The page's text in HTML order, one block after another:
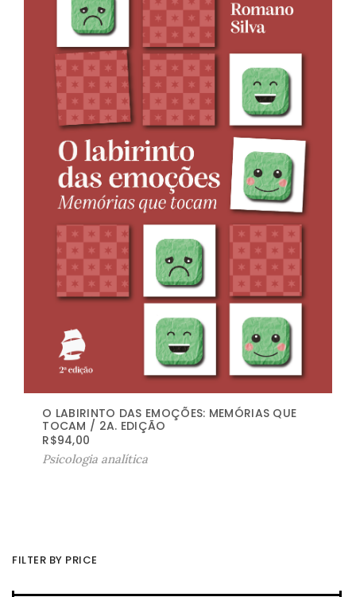
O LABIRINTO DAS EMOÇÕES: MEMÓRIAS QUE
TOCAM / 2A. EDIÇÃO
R$94,00
Psicologia analítica
FILTER BY PRICE